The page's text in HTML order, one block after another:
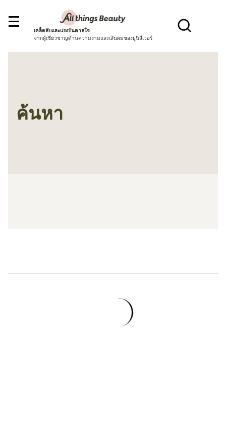
เคล็ดลับและแรงบันดาลใจ
จากผู้เชี่ยวชาญด้านความงามและเส้นผมของยูนิลีเวอร์
ค้นหา